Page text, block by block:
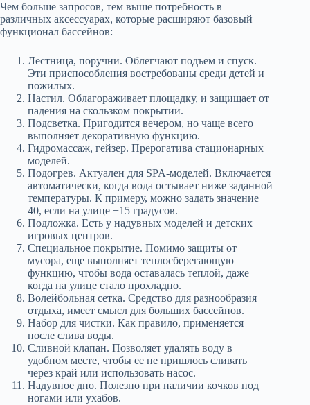
Чем больше запросов, тем выше потребность в
различных аксессуарах, которые расширяют базовый
функционал бассейнов:
Лестница, поручни. Облегчают подъем и спуск.
Эти приспособления востребованы среди детей и
пожилых.
Настил. Облагораживает площадку, и защищает от
падения на скользком покрытии.
Подсветка. Пригодится вечером, но чаще всего
выполняет декоративную функцию.
Гидромассаж, гейзер. Прерогатива стационарных
моделей.
Подогрев. Актуален для SPA-моделей. Включается
автоматически, когда вода остывает ниже заданной
температуры. К примеру, можно задать значение
40, если на улице +15 градусов.
Подложка. Есть у надувных моделей и детских
игровых центров.
Специальное покрытие. Помимо защиты от
мусора, еще выполняет теплосберегающую
функцию, чтобы вода оставалась теплой, даже
когда на улице стало прохладно.
Волейбольная сетка. Средство для разнообразия
отдыха, имеет смысл для больших бассейнов.
Набор для чистки. Как правило, применяется
после слива воды.
Сливной клапан. Позволяет удалять воду в
удобном месте, чтобы ее не пришлось сливать
через край или использовать насос.
Надувное дно. Полезно при наличии кочков под
ногами или ухабов.